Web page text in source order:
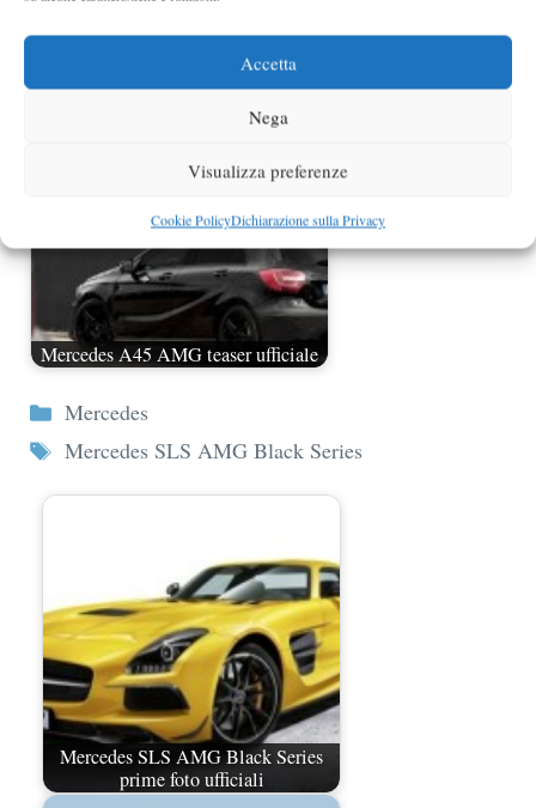
Accetta
Nega
Visualizza preferenze
Cookie PolicyDichiarazione sulla Privacy
Mercedes SLS AMG Black Series
Mercedes A45 AMG teaser ufficiale
Categorie
Mercedes
Tag
Mercedes SLS AMG Black Series
Mercedes SLS AMG Black Series
prime foto ufficiali